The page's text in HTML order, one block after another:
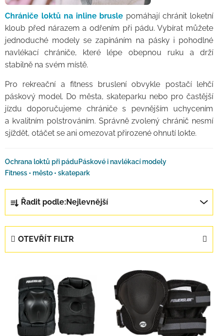
Chrániče loktů na inline brusle pomáhají chránit loketní
kloub před nárazem a odřením při pádu. Vybírat můžete
jednoduché modely se zapínáním na pásky i pohodlné
navlékací chrániče, které lépe obepnou ruku a drží
stabilně na svém místě.
Pro rekreační a fitness bruslení obvykle postačí lehčí
páskový model. Do města, skateparku nebo pro častější
jízdu doporučujeme chrániče s pevnějším uchycením
a kvalitním polstrováním. Správně zvolený chránič nesmí
sjíždět, otáčet se ani omezovat přirozené ohnutí lokte.
Ochrana loktů při páduPáskové i navlékací modely
Fitness • město • skatepark
Řazení produktů
Řadit podle: Nejlevnější
OTEVŘÍT FILTR